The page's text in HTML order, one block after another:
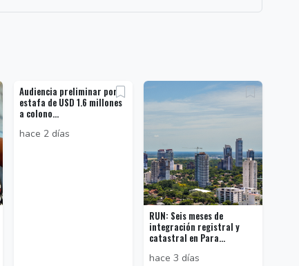
Audiencia preliminar por
estafa de USD 1.6 millones
a colono...
hace 2 días
RUN: Seis meses de
integración registral y
catastral en Para...
hace 3 días